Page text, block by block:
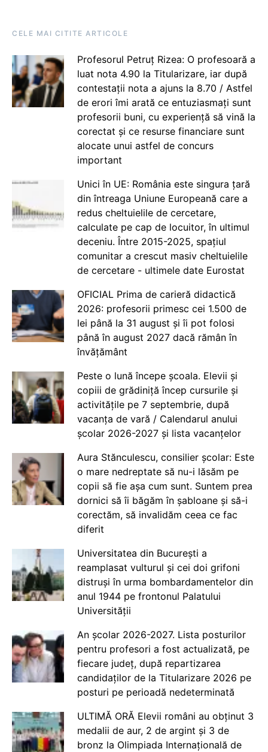
CELE MAI CITITE ARTICOLE
Profesorul Petruț Rizea: O profesoară a
luat nota 4.90 la Titularizare, iar după
contestații nota a ajuns la 8.70 / Astfel
de erori îmi arată ce entuziasmați sunt
profesorii buni, cu experiență să vină la
corectat și ce resurse financiare sunt
alocate unui astfel de concurs
important
Unici în UE: România este singura țară
din întreaga Uniune Europeană care a
redus cheltuielile de cercetare,
calculate pe cap de locuitor, în ultimul
deceniu. Între 2015-2025, spațiul
comunitar a crescut masiv cheltuielile
de cercetare - ultimele date Eurostat
OFICIAL Prima de carieră didactică
2026: profesorii primesc cei 1.500 de
lei până la 31 august și îi pot folosi
până în august 2027 dacă rămân în
învățământ
Peste o lună începe școala. Elevii și
copiii de grădiniță încep cursurile și
activitățile pe 7 septembrie, după
vacanța de vară / Calendarul anului
școlar 2026-2027 și lista vacanțelor
Aura Stănculescu, consilier școlar: Este
o mare nedreptate să nu-i lăsăm pe
copii să fie așa cum sunt. Suntem prea
dornici să îi băgăm în șabloane și să-i
corectăm, să invalidăm ceea ce fac
diferit
Universitatea din București a
reamplasat vulturul și cei doi grifoni
distruși în urma bombardamentelor din
anul 1944 pe frontonul Palatului
Universității
An școlar 2026-2027. Lista posturilor
pentru profesori a fost actualizată, pe
fiecare județ, după repartizarea
candidaților de la Titularizare 2026 pe
posturi pe perioadă nedeterminată
ULTIMĂ ORĂ Elevii români au obținut 3
medalii de aur, 2 de argint și 3 de
bronz la Olimpiada Internațională de